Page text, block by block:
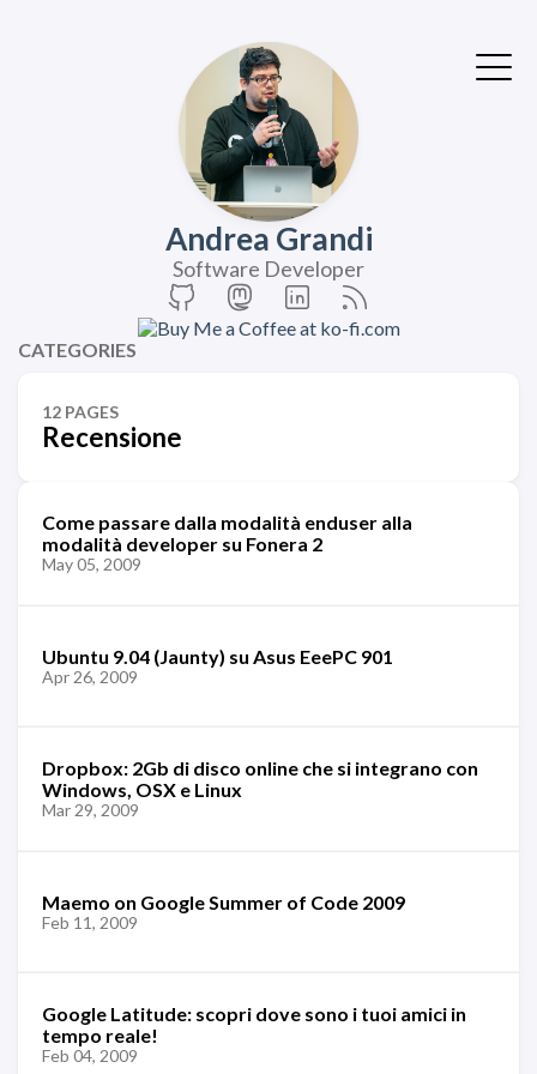
Andrea Grandi
Software Developer
CATEGORIES
12 PAGES
Recensione
Come passare dalla modalità enduser alla
modalità developer su Fonera 2
May 05, 2009
Ubuntu 9.04 (Jaunty) su Asus EeePC 901
Apr 26, 2009
Dropbox: 2Gb di disco online che si integrano con
Windows, OSX e Linux
Mar 29, 2009
Maemo on Google Summer of Code 2009
Feb 11, 2009
Google Latitude: scopri dove sono i tuoi amici in
tempo reale!
Feb 04, 2009